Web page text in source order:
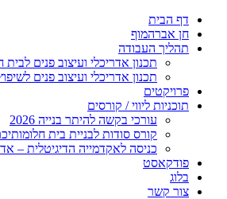
דף הבית
חן אברהמוף
תהליך העבודה
תכנון אדריכלי ועיצוב פנים
תכנון אדריכלי ועיצוב פנים
פרויקטים
תוכניות ליווי / קורסים
עורכי בקשה להיתר בנייה 2026
קורס סודות לבניית בית
כניסה לאקדמייה הדיגיטלית –
פודקאסט
בלוג
צור קשר